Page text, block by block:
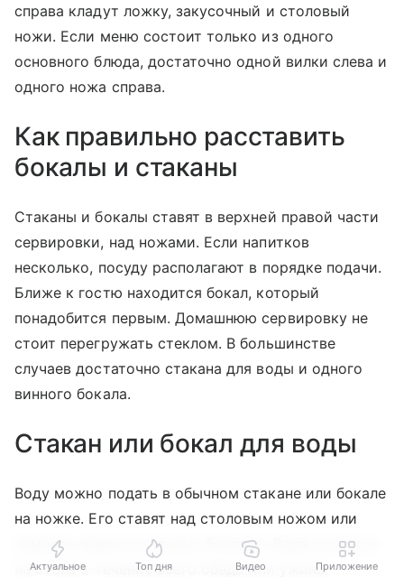
справа кладут ложку, закусочный и столовый
ножи. Если меню состоит только из одного
основного блюда, достаточно одной вилки слева и
одного ножа справа.
Как правильно расставить
бокалы и стаканы
Стаканы и бокалы ставят в верхней правой части
сервировки, над ножами. Если напитков
несколько, посуду располагают в порядке подачи.
Ближе к гостю находится бокал, который
понадобится первым. Домашнюю сервировку не
стоит перегружать стеклом. В большинстве
случаев достаточно стакана для воды и одного
винного бокала.
Стакан или бокал для воды
Воду можно подать в обычном стакане или бокале
на ножке. Его ставят над столовым ножом или
немного левее остальных бокалов. Вода остается
на столе в течение всего обеда или ужина,
Актуальное Топ дня Видео Приложение